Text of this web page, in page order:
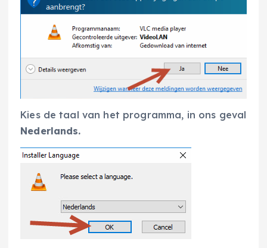
Kies de taal van het programma, in ons geval
Nederlands.